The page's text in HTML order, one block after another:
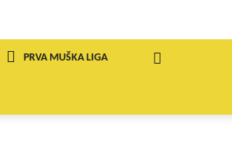
PRVA MUŠKA LIGA